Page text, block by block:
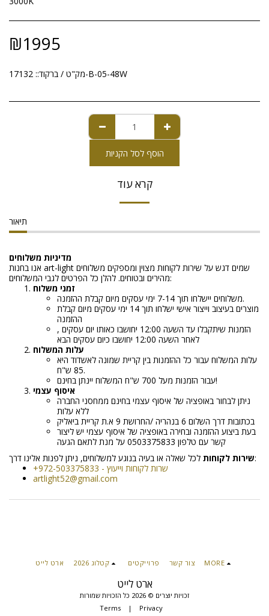
₪1995
מק"ט / ברקוד::17132-B-05-48W
הוסף לסל הקניות
קרא עוד
תיאור
מדיניות משלוחים
אנו בחנות art-light שמים דגש על שירות לקוחות מצוין ומספקים משלוחים
מהירים ובטוחים. להלן כל הפרטים לגבי המשלוחים:
זמני משלוח
משלוחים יישלחו תוך 7-14 ימי עסקים מיום קבלת ההזמנה.
מוצרים בעיצוב וייצור אישי ישלחו תוך 14 ימי עסקים מיום קבלת
ההזמנה
הזמנות שיתקבלו עד השעה 12:00 יחושבו כאותו יום עסקים ,
לאחר השעה 12:00 יחושבו כיום עסקים הבא
עלות המשלוח
עלות המשלוח עבור כל ההזמנות בין קריית שמונה לאשדוד היא
85 ש"ח.
עבור הזמנות מעל 700 ש"ח המשלוח יינתן בחינם!
איסוף עצמי
ניתן לבחור באופציה של איסוף עצמי בחינם ממחסני החברה
ללא עלות
בכתובות דרך השלום 6 בנהריה /החרושת 9 א.ת קריית ביאליק
בעת ביצוע ההזמנה ובחירה באופציה של איסוף עצמי יש ליצור
קשר עם טלפון 0503375833 על מנת לתאם הגעה
שירות לקוחותלכל שאלה או בעיה בנוגע למשלוחים, ניתן לפנות אלינו דרך:
+972-503375833 - שרות לקוחות וייעוץ
artlight52@gmail.com
ארט לייט
זכויות יוצרים © 2026 כל הזכויות שמורות
Terms| Privacy
ארט לייט קטלוג 2026 פרוייקטים צור קשר MORE